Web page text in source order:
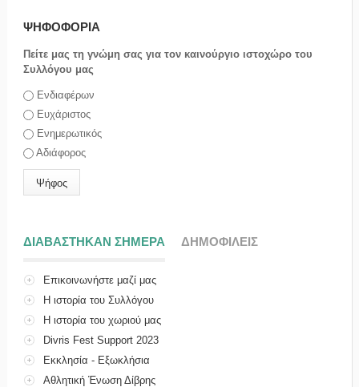
ΨΗΦΟΦΟΡΙΑ
Πείτε μας τη γνώμη σας για τον καινούργιο ιστοχώρο του
Συλλόγου μας
Επιλογές
Ενδιαφέρων
Ευχάριστος
Ενημερωτικός
Αδιάφορος
ΔΙΑΒΑΣΤΗΚΑΝ ΣΗΜΕΡΑ (ΕΝΕΡΓΗ ΚΑΡΤΕΛΑ)
ΔΗΜΟΦΙΛΕΙΣ
Επικοινωνήστε μαζί μας
Η ιστορία του Συλλόγου
Η ιστορία του χωριού μας
Divris Fest Support 2023
Εκκλησία - Εξωκλήσια
Αθλητική Ένωση Δίβρης